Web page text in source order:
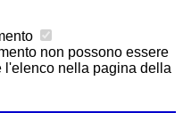
non possono essere
nella pagina della